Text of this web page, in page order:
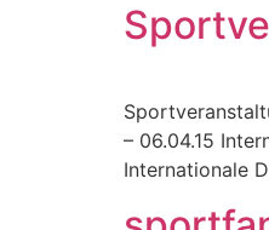
– 06.04.15
Internationale